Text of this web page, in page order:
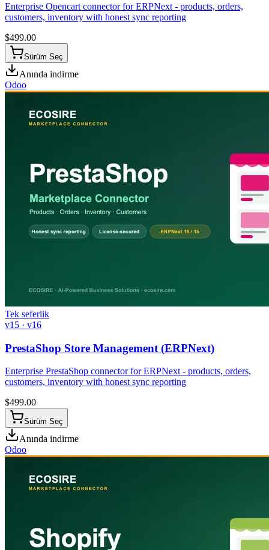
Enterprise Opencart connector for ERPNext - products, orders,
customers, inventory with honest sync reporting
$499.00
Sürüm Seç
Anında indirme
Odoo
Tek seferlik
v15 · v16
PrestaShop Store Management (ERPNext)
Enterprise PrestaShop connector for ERPNext - products, orders,
customers, inventory with honest sync reporting
$499.00
Sürüm Seç
Anında indirme
Odoo